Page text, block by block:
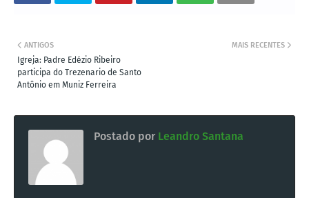
MAIS RECENTES
ANTIGOS
Igreja: Padre Edézio Ribeiro
participa do Trezenario de Santo
Antônio em Muniz Ferreira
Postado por Leandro Santana